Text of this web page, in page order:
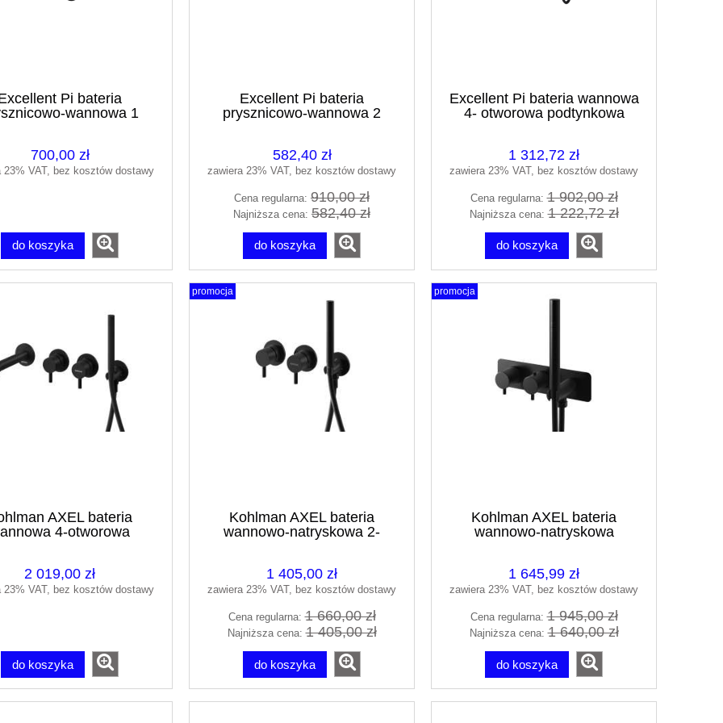
Pi bateria
wannowa 1
700,00 zł
23% VAT, bez kosztów dostawy
do koszyka
Excellent Pi bateria
prysznicowo-wannowa 2
582,40 zł
zawiera 23% VAT, bez kosztów dostawy
Cena regularna: 910,00 zł
Najniższa cena: 582,40 zł
do koszyka
Excellent Pi bateria wannowa
4- otworowa podtynkowa
1 312,72 zł
zawiera 23% VAT, bez kosztów dostawy
Cena regularna:1 902,00 zł
Najniższa cena:1 222,72 zł
do koszyka
AXEL bateria
4-otworowa
2 019,00 zł
23% VAT, bez kosztów dostawy
do koszyka
Kohlman AXEL bateria
wannowo-natryskowa 2-
1 405,00 zł
zawiera 23% VAT, bez kosztów dostawy
Cena regularna:1 660,00 zł
Najniższa cena:1 405,00 zł
do koszyka
promocja
Kohlman AXEL bateria
wannowo-natryskowa
1 645,99 zł
zawiera 23% VAT, bez kosztów dostawy
Cena regularna:1 945,00 zł
Najniższa cena:1 640,00 zł
do koszyka
promocja